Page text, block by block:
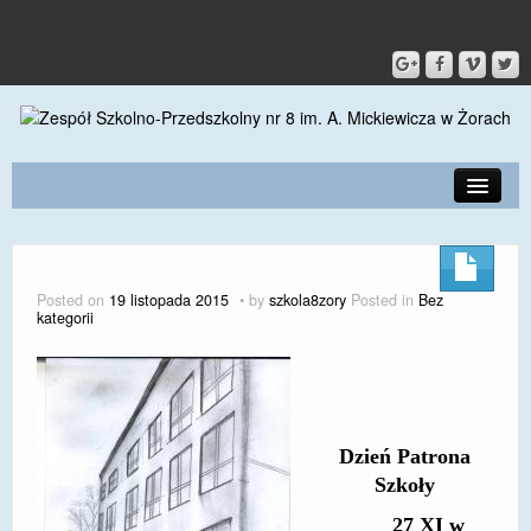
KONTAKT
DLA RODZICÓW I UCZNIÓW
DLA PRACOWNIKÓW
GALERIA
SPORT
Posted on 19 listopada 2015 by szkola8zory Posted in Bez
kategorii
Dzień Patrona
Szkoły
27 XI w